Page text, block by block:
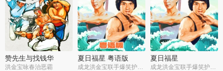
赞先生与找钱华
洪金宝咏春治恶霸
夏日福星 粤语版
成龙洪金宝联手爆笑护美女
夏日福星
成龙洪金宝联手爆笑护美女